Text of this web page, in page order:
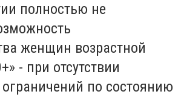
полностью не
женщин возрастной
- при отсутствии
по состоянию